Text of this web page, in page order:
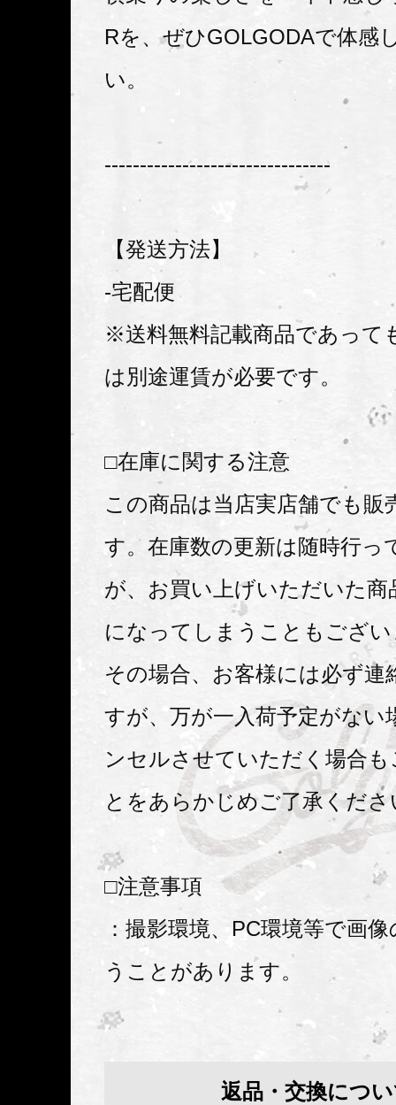
Rを、ぜひGOLGODAで体感
い。
--------------------------------
【発送方法】
-宅配便
※送料無料記載商品であって
は別途運賃が必要です。
□在庫に関する注意
この商品は当店実店舗でも販
す。在庫数の更新は随時行っ
が、お買い上げいただいた商
になってしまうこともござ
その場合、お客様には必ず連
すが、万が一入荷予定がない
ンセルさせていただく場合
とをあらかじめご了承くださ
□注意事項
：撮影環境、PC環境等で画
うことがあります。
返品・交換につ